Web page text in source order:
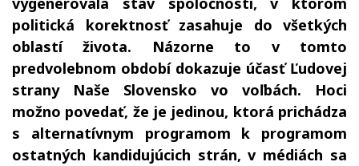
politická korektnosť zasahuje do všetkých
oblastí života. Názorne to v tomto
predvolebnom období dokazuje účasť Ľudovej
strany Naše Slovensko vo voľbách. Hoci
možno povedať, že je jedinou, ktorá prichádza
s alternatívnym programom k programom
ostatných kandidujúcich strán, v médiách sa